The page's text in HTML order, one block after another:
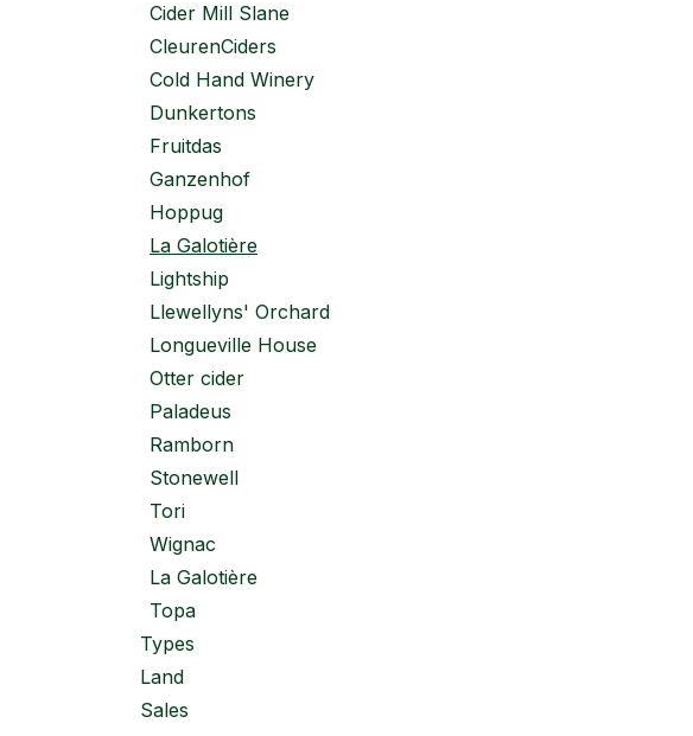
Cider Mill Slane
CleurenCiders
Cold Hand Winery
Dunkertons
Fruitdas
Ganzenhof
Hoppug
La Galotière
Lightship
Llewellyns' Orchard
Longueville House
Otter cider
Paladeus
Ramborn
Stonewell
Tori
Wignac
La Galotière
Topa
Types
Land
Sales